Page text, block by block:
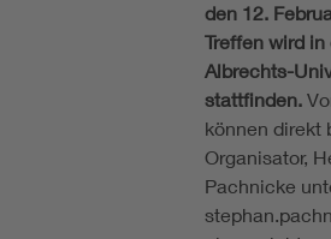
den 12.
Treffen wird
Albrechts-
stattfinden.
können direkt
Organisator,
Pachnicke